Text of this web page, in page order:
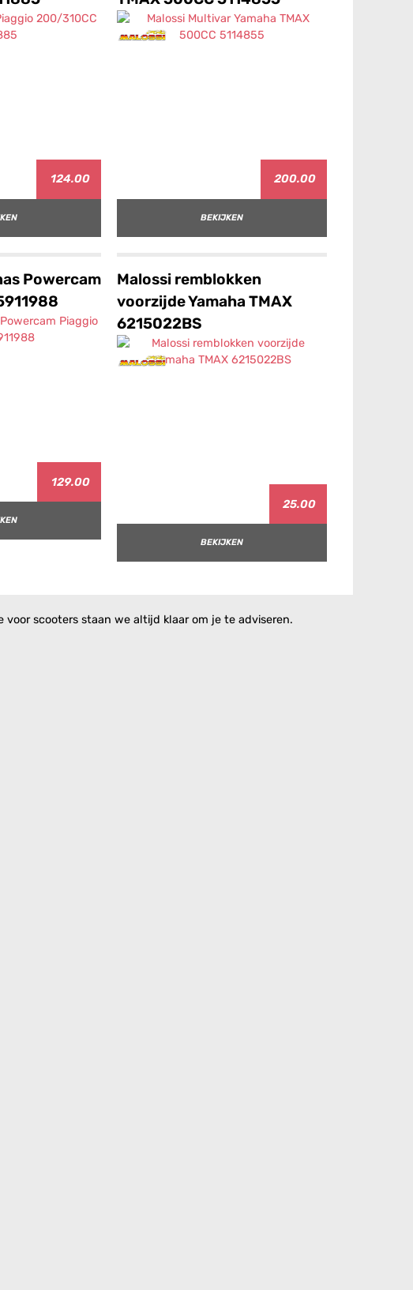
124.00 200.00
BEKIJKEN
Powercam
129.00
Malossi remblokken
voorzijde Yamaha TMAX
6215022BS
25.00
BEKIJKEN
scooters staan we altijd klaar om je te adviseren.